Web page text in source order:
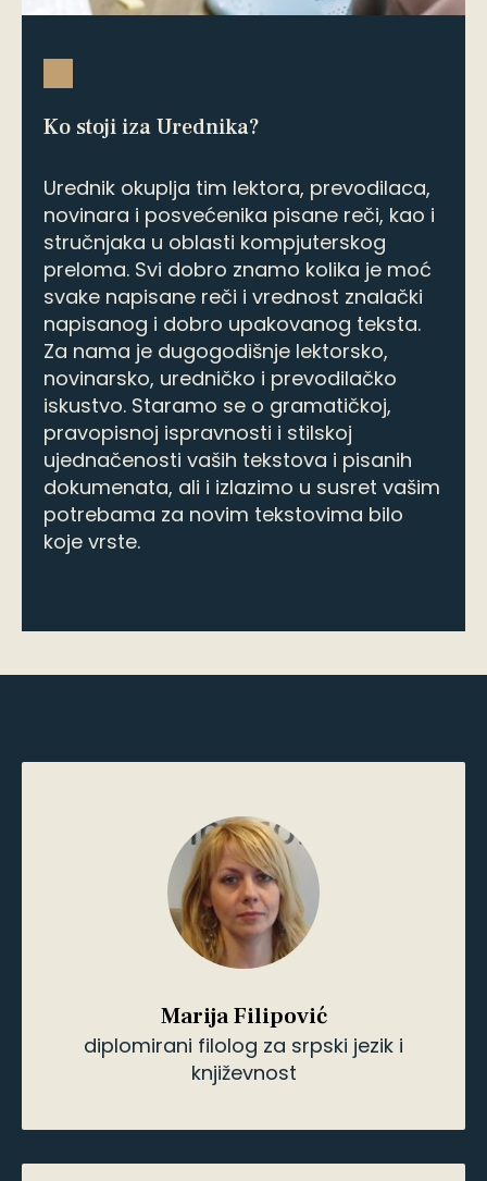
Marija Filipović
diplomirani filolog za srpski jezik i
književnost
Marija Filipović
diplomirani filolog za srpski jezik i
književnost
diplomirani novinar
Milica Brankovic
Marko S. Stojanović
diplomirani sociolog